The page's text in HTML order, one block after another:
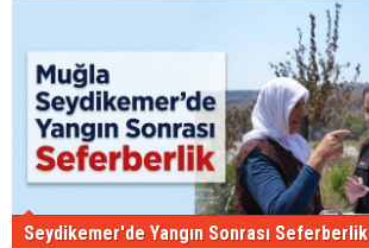
Seydikemer'de Yangın Sonrası Seferberlik